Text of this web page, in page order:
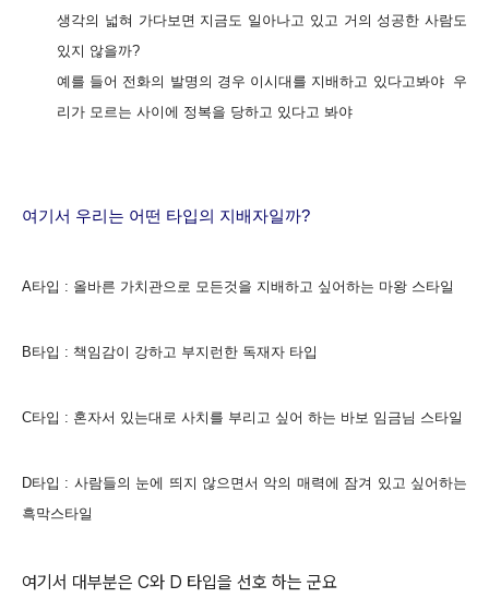
생각의 넓혀 가다보면 지금도 일아나고 있고 거의 성공한 사람도
있지 않을까?
예를 들어 전화의 발명의 경우 이시대를 지배하고 있다고봐야 우
리가 모르는 사이에 정복을 당하고 있다고 봐야
여기서 우리는 어떤 타입의 지배자일까?
A타입 : 올바른 가치관으로 모든것을 지배하고 싶어하는 마왕 스타일
B타입 : 책임감이 강하고 부지런한 독재자 타입
C타입 : 혼자서 있는대로 사치를 부리고 싶어 하는 바보 임금님 스타일
D타입 : 사람들의 눈에 띄지 않으면서 악의 매력에 잠겨 있고 싶어하는
흑막스타일
여기서 대부분은 C와 D 타입을 선호 하는 군요